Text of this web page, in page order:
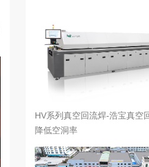
HV系列真空回流焊-浩宝真空
降低空洞率